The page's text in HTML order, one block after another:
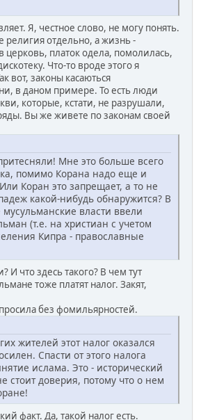
Я, честное слово, не могу понять.
религия отдельно, а жизнь -
платок одела, помолилась,
Что-то вроде этого я
вот, законы касаються
в даном примере. То есть люди
которые, кстати, не разрушали,
Вы же живете по законам своей
Мне это больше всего
помимо Корана надо еще и
Коран это запрещает, а то не
какой-нибудь обнаружится? В
власти ввели
(т.е. на христиан с учетом
Кипра - православные
И что здесь такого? В чем тут
тоже платят налог. Закят,
без фомильярностей.
жителей этот налог оказался
Спасти от этого налога
ислама. Это - исторический
стоит доверия, потому что о нем
факт. Да, такой налог есть.